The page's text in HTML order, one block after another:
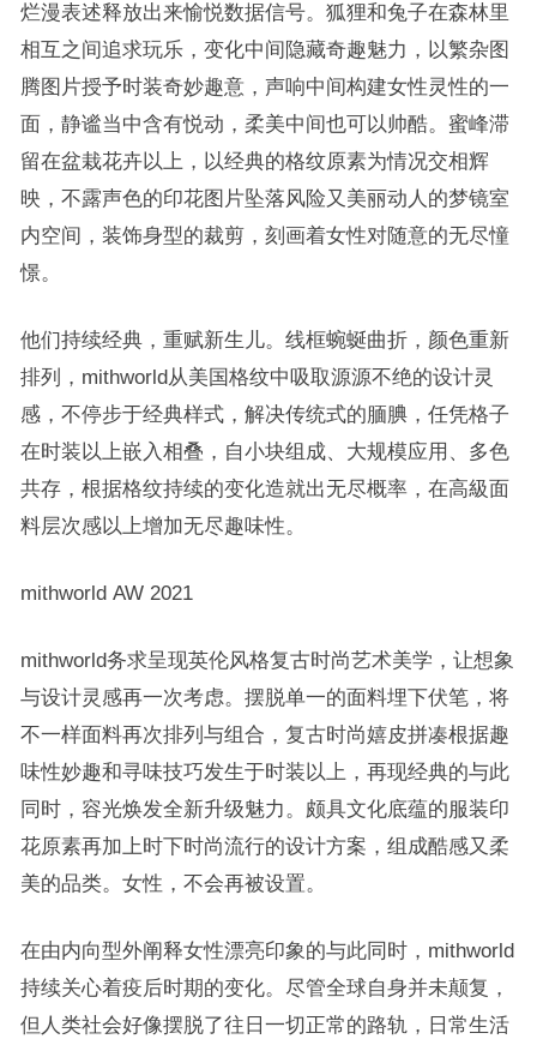
烂漫表述释放出来愉悦数据信号。狐狸和兔子在森林里
相互之间追求玩乐，变化中间隐藏奇趣魅力，以繁杂图
腾图片授予时装奇妙趣意，声响中间构建女性灵性的一
面，静谧当中含有悦动，柔美中间也可以帅酷。蜜峰滞
留在盆栽花卉以上，以经典的格纹原素为情况交相辉
映，不露声色的印花图片坠落风险又美丽动人的梦镜室
内空间，装饰身型的裁剪，刻画着女性对随意的无尽憧
憬。
他们持续经典，重赋新生儿。线框蜿蜒曲折，颜色重新
排列，mithworld从美国格纹中吸取源源不绝的设计灵
感，不停步于经典样式，解决传统式的腼腆，任凭格子
在时装以上嵌入相叠，自小块组成、大规模应用、多色
共存，根据格纹持续的变化造就出无尽概率，在高級面
料层次感以上增加无尽趣味性。
mithworld AW 2021
mithworld务求呈现英伦风格复古时尚艺术美学，让想象
与设计灵感再一次考虑。摆脱单一的面料埋下伏笔，将
不一样面料再次排列与组合，复古时尚嬉皮拼凑根据趣
味性妙趣和寻味技巧发生于时装以上，再现经典的与此
同时，容光焕发全新升级魅力。颇具文化底蕴的服装印
花原素再加上时下时尚流行的设计方案，组成酷感又柔
美的品类。女性，不会再被设置。
在由内向型外阐释女性漂亮印象的与此同时，mithworld
持续关心着疫后时期的变化。尽管全球自身并未颠复，
但人类社会好像摆脱了往日一切正常的路轨，日常生活